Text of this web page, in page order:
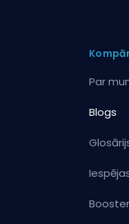
Par
Blogs